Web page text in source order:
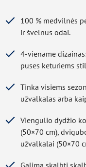
100 % medvilnės
ir švelnus odai.
4-viename
puses keturiems
Tinka visiems
užvalkalas arba
Viengulio dydžio
(50×70 cm),
užvalkalai (50×70
Galima skalbti